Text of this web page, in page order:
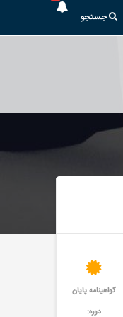
جستجو
گواهینامه پایان
دوره: